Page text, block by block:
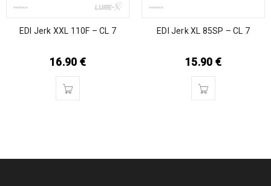
EDI Jerk XXL 110F – CL 7
16.90 €
EDI Jerk XL 85SP – CL 7
15.90 €